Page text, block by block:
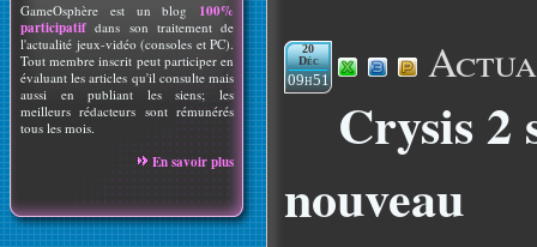
GameOsphère est un blog 100%
participatif dans son traitement de
l'actualité jeux-vidéo (consoles et PC).
Tout membre inscrit peut participer en
évaluant les articles qu'il consulte mais
aussi en publiant les siens; les
meilleurs rédacteurs sont rémunérés
tous les mois.
En savoir plus
20
Déc
09h51
Crysis 2
nouveau